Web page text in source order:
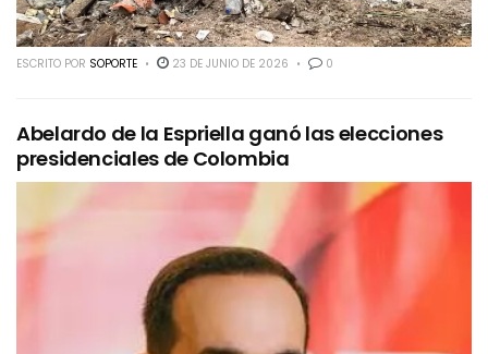
ESCRITO POR SOPORTE 23 DE JUNIO DE 2026 0
Abelardo de la Espriella ganó las elecciones
presidenciales de Colombia